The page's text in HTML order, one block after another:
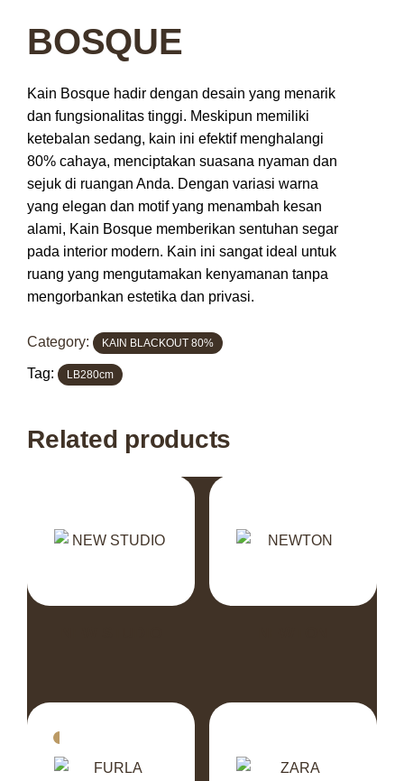
BOSQUE
Kain Bosque hadir dengan desain yang menarik
dan fungsionalitas tinggi. Meskipun memiliki
ketebalan sedang, kain ini efektif menghalangi
80% cahaya, menciptakan suasana nyaman dan
sejuk di ruangan Anda. Dengan variasi warna
yang elegan dan motif yang menambah kesan
alami, Kain Bosque memberikan sentuhan segar
pada interior modern. Kain ini sangat ideal untuk
ruang yang mengutamakan kenyamanan tanpa
mengorbankan estetika dan privasi.
Category: KAIN BLACKOUT 80%
Tag: LB280cm
Related products